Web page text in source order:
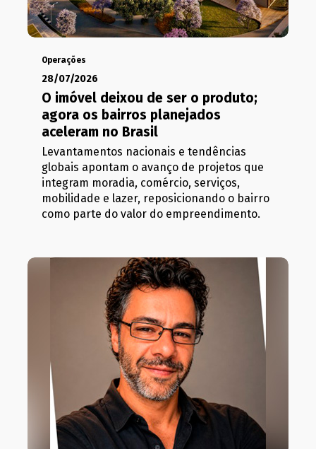
Operações
28/07/2026
O imóvel deixou de ser o produto;
agora os bairros planejados
aceleram no Brasil
Levantamentos nacionais e tendências
globais apontam o avanço de projetos que
integram moradia, comércio, serviços,
mobilidade e lazer, reposicionando o bairro
como parte do valor do empreendimento.